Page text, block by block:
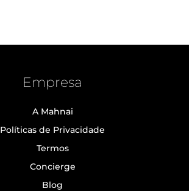
Empresa
A Mahnai
Políticas de Privacidade
Termos
Concierge
Blog